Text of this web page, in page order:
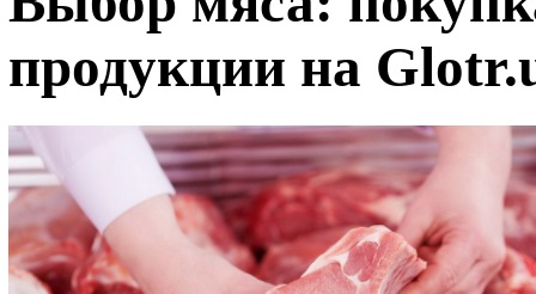
продукции на